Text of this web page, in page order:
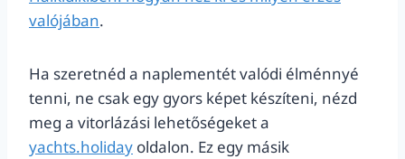
valójában.
Ha szeretnéd a naplementét valódi élménnyé
tenni, ne csak egy gyors képet készíteni, nézd
meg a vitorlázási lehetőségeket a
yachts.holiday oldalon. Ez egy másik